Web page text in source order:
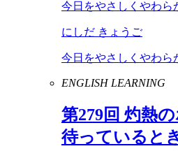
今日をやさしくやわら
にしだ きょうご
今日をやさしくやわ
ENGLISH LEARNING
第279回 灼熱
待っていると